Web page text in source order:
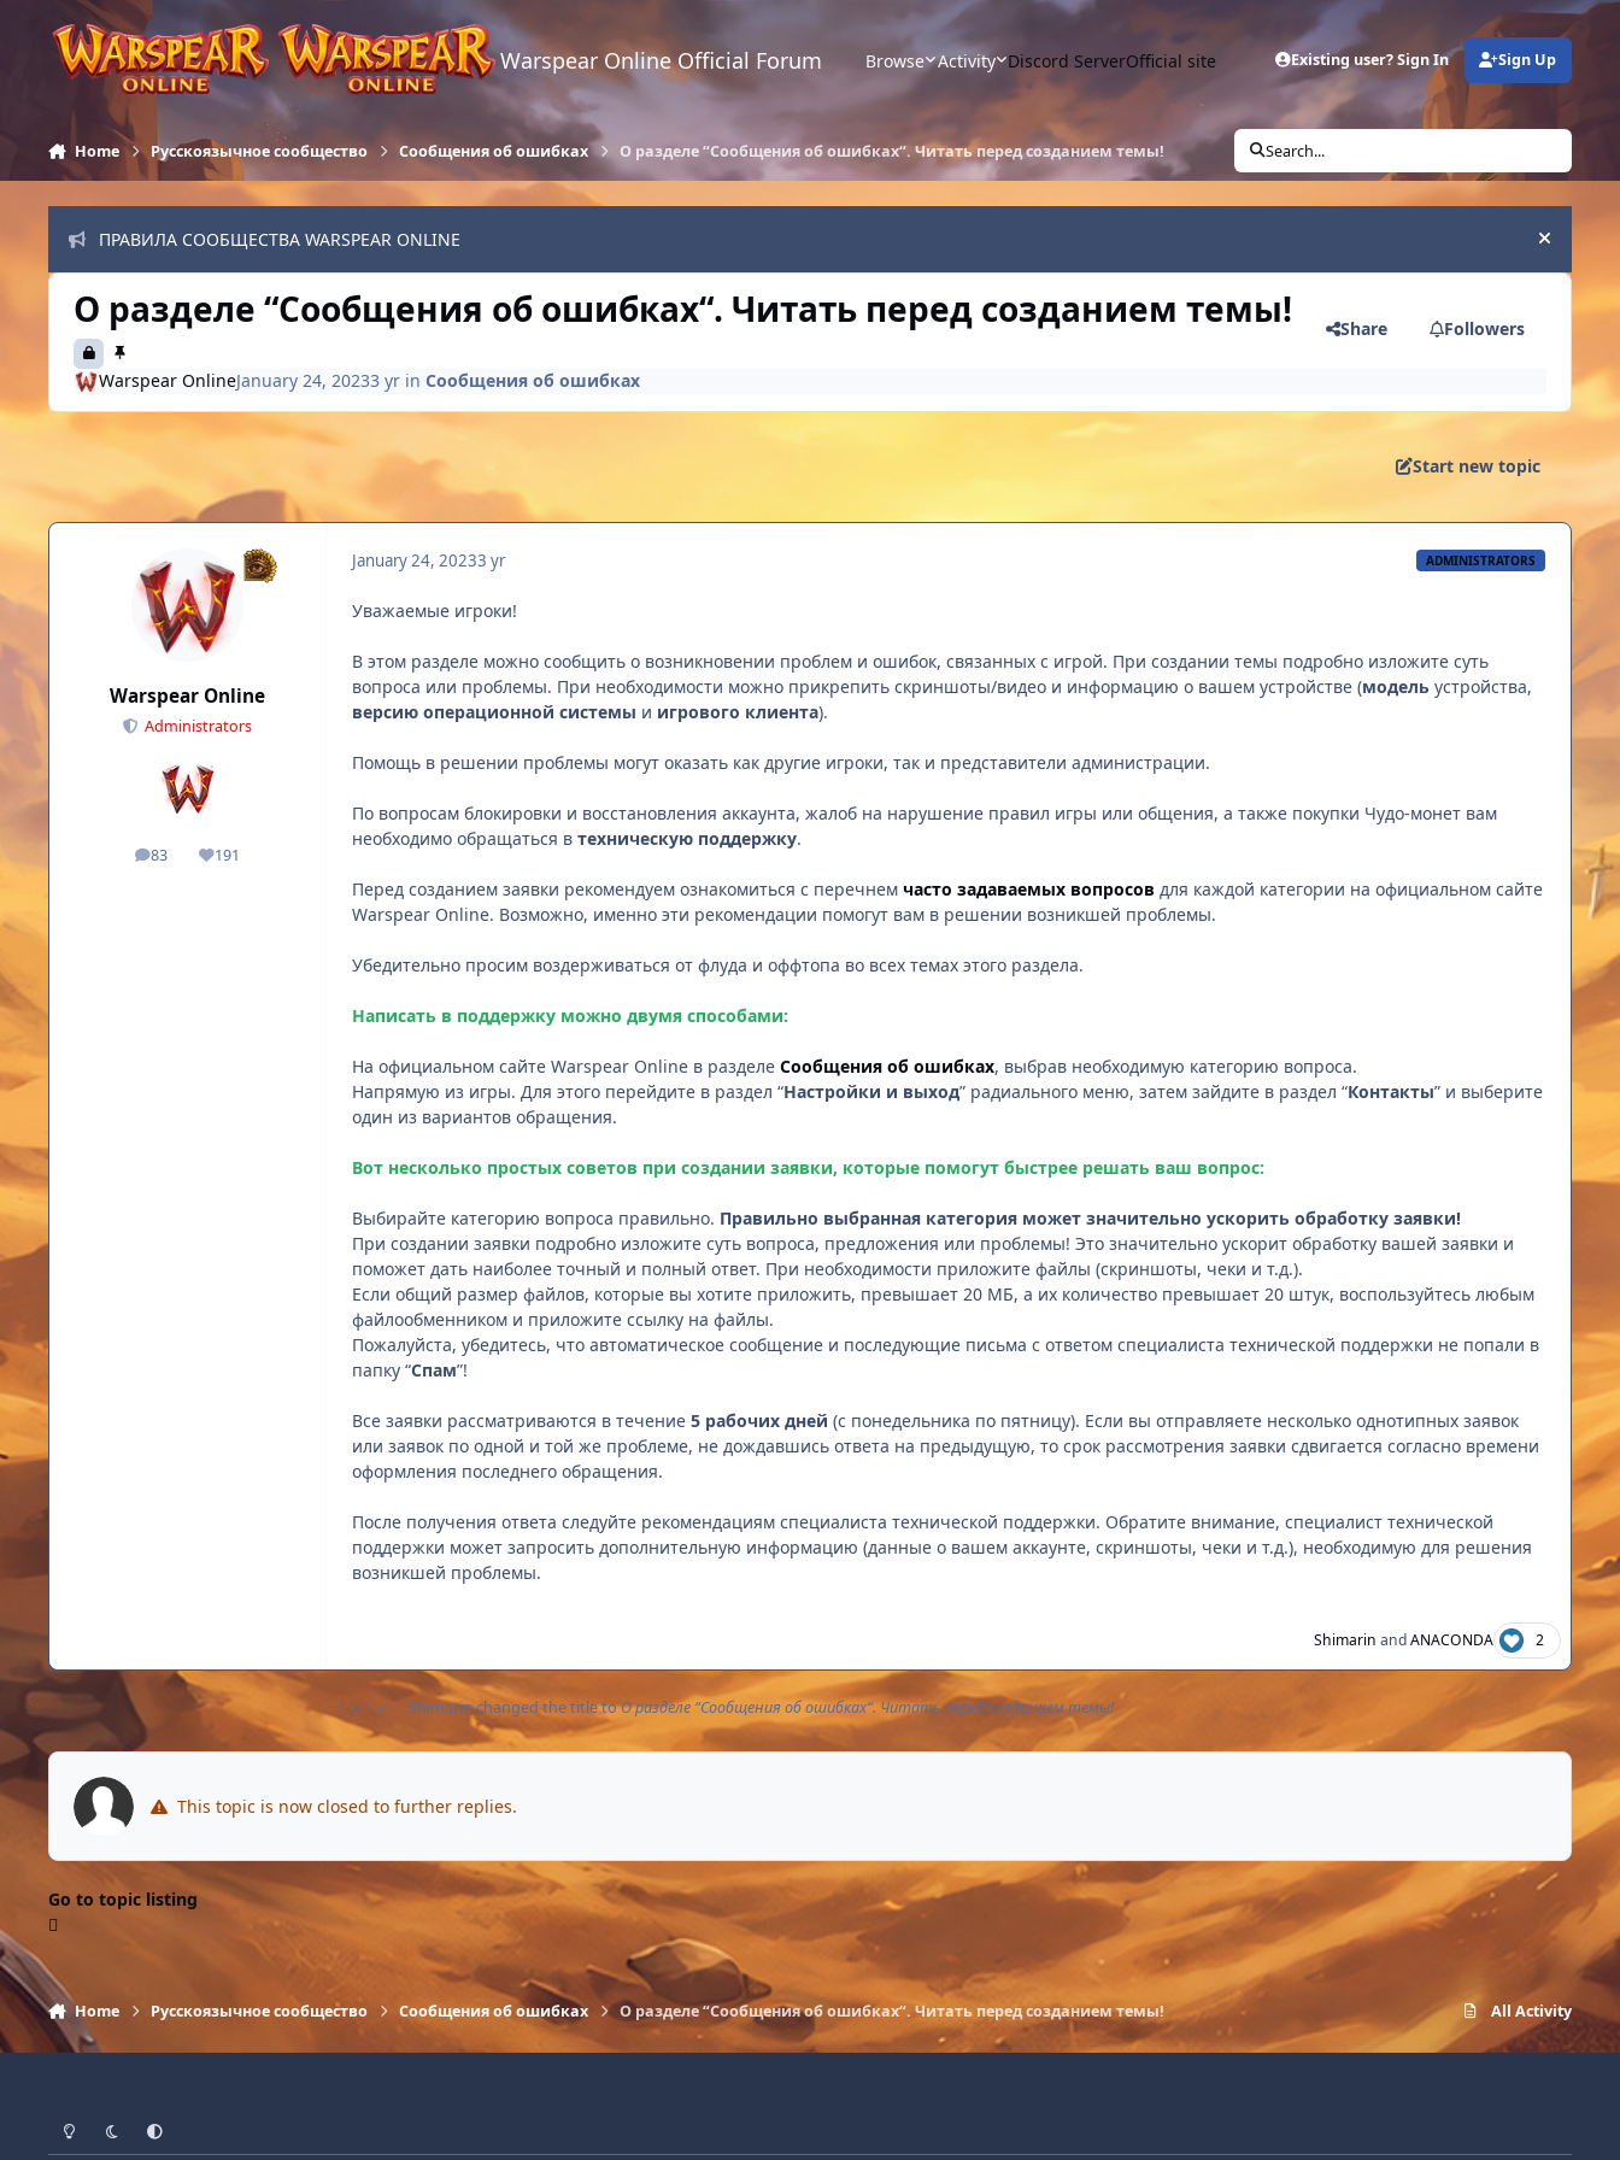
Skip to content
Warspear Online Official Forum Browse Activity Discord ServerOfficial site Existing user? Sign In Sign Up
Home Русскоязычное сообщество Сообщения об ошибках О разделе “Сообщения об ошибках“. Читать перед созданием темы! Search...
ПРАВИЛА СООБЩЕСТВА WARSPEAR ONLINE Hide
О разделе “Сообщения об ошибках“. Читать перед созданием темы! Share Followers
Warspear OnlineJanuary 24, 20233 yr in Сообщения об ошибках
Start new topic
Warspear Online
Administrators
83
posts 191
Reputation
January 24, 20233 yr ADMINISTRATORS
Уважаемые игроки!
В этом разделе можно сообщить о возникновении проблем и ошибок, связанных с игрой. При создании темы подробно изложите суть
вопроса или проблемы. При необходимости можно прикрепить скриншоты/видео и информацию о вашем устройстве (модель устройства,
версию операционной системы и игрового клиента).
Помощь в решении проблемы могут оказать как другие игроки, так и представители администрации.
По вопросам блокировки и восстановления аккаунта, жалоб на нарушение правил игры или общения, а также покупки Чудо-монет вам
необходимо обращаться в техническую поддержку.
Перед созданием заявки рекомендуем ознакомиться с перечнем часто задаваемых вопросов для каждой категории на официальном сайте
Warspear Online. Возможно, именно эти рекомендации помогут вам в решении возникшей проблемы.
Убедительно просим воздерживаться от флуда и оффтопа во всех темах этого раздела.
Написать в поддержку можно двумя способами:
На официальном сайте Warspear Online в разделе Сообщения об ошибках, выбрав необходимую категорию вопроса.
Напрямую из игры. Для этого перейдите в раздел “Настройки и выход” радиального меню, затем зайдите в раздел “Контакты” и выберите
один из вариантов обращения.
Вот несколько простых советов при создании заявки, которые помогут быстрее решать ваш вопрос:
Выбирайте категорию вопроса правильно. Правильно выбранная категория может значительно ускорить обработку заявки!
При создании заявки подробно изложите суть вопроса, предложения или проблемы! Это значительно ускорит обработку вашей заявки и
поможет дать наиболее точный и полный ответ. При необходимости приложите файлы (скриншоты, чеки и т.д.).
Если общий размер файлов, которые вы хотите приложить, превышает 20 МБ, а их количество превышает 20 штук, воспользуйтесь любым
файлообменником и приложите ссылку на файлы.
Пожалуйста, убедитесь, что автоматическое сообщение и последующие письма с ответом специалиста технической поддержки не попали в
папку “Спам”!
Все заявки рассматриваются в течение 5 рабочих дней (с понедельника по пятницу). Если вы отправляете несколько однотипных заявок
или заявок по одной и той же проблеме, не дождавшись ответа на предыдущую, то срок рассмотрения заявки сдвигается согласно времени
оформления последнего обращения.
После получения ответа следуйте рекомендациям специалиста технической поддержки. Обратите внимание, специалист технической
поддержки может запросить дополнительную информацию (данные о вашем аккаунте, скриншоты, чеки и т.д.), необходимую для решения
возникшей проблемы.
Shimarin andANACONDA 2
1 yr1 yr Shimarinchanged the title toО разделе “Сообщения об ошибках“. Читать перед созданием темы!
This topic is now closed to further replies.
Go to topic listing
Home Русскоязычное сообщество Сообщения об ошибках О разделе “Сообщения об ошибках“. Читать перед созданием темы! All Activity
Light ModeDark ModeSystem Preference